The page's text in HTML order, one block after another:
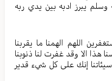
وسلم یبرز ادبه بین یدي ربه
اللهم الهمنا ما یقربنا
هذا الا وقد غفرت لنا ذنوبنا
إنك علی کل شيء قدیر